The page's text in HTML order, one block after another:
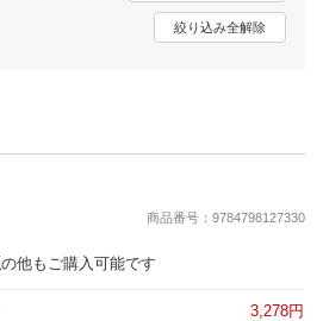
動画配信ガイド
推し楽
絞り込み全解除
商品番号：9784798127330
の他もご購入可能です
3,278円